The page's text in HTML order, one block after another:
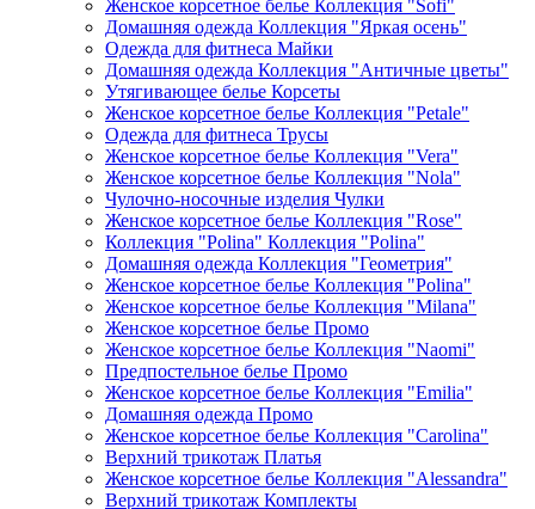
Женское корсетное белье Коллекция "Sofi"
Домашняя одежда Коллекция "Яркая осень"
Одежда для фитнеса Майки
Домашняя одежда Коллекция "Античные цветы"
Утягивающее белье Корсеты
Женское корсетное белье Коллекция "Petale"
Одежда для фитнеса Трусы
Женское корсетное белье Коллекция "Vera"
Женское корсетное белье Коллекция "Nola"
Чулочно-носочные изделия Чулки
Женское корсетное белье Коллекция "Rose"
Коллекция "Polina" Коллекция "Polina"
Домашняя одежда Коллекция "Геометрия"
Женское корсетное белье Коллекция "Polina"
Женское корсетное белье Коллекция "Milana"
Женское корсетное белье Промо
Женское корсетное белье Коллекция "Naomi"
Предпостельное белье Промо
Женское корсетное белье Коллекция "Emilia"
Домашняя одежда Промо
Женское корсетное белье Коллекция "Carolina"
Верхний трикотаж Платья
Женское корсетное белье Коллекция "Alessandra"
Верхний трикотаж Комплекты